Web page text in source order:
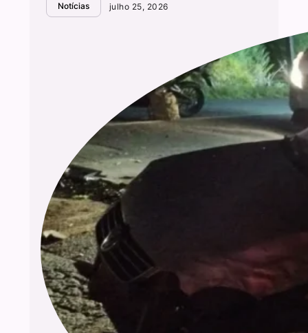
Notícias julho 25, 2026